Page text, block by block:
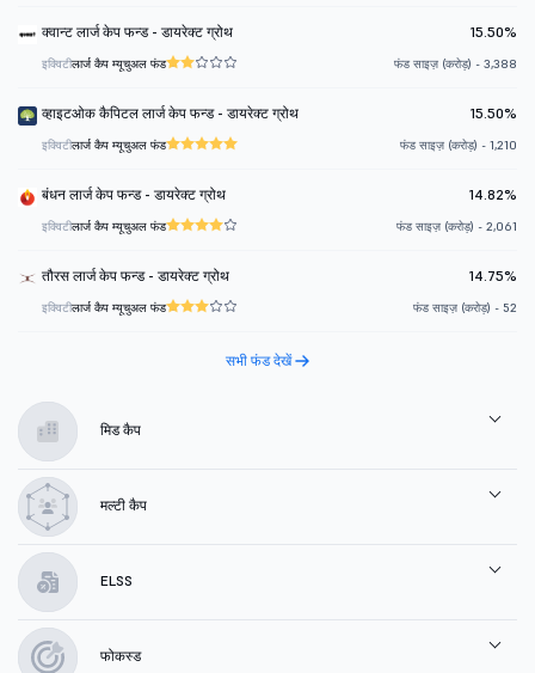
क्वान्ट लार्ज केप फन्ड - डायरेक्ट ग्रोथ 15.50%
इक्विटीलार्ज कैप म्यूचुअल फंड फंड साइज़ (करोड़) - 3,388
व्हाइटओक कैपिटल लार्ज केप फन्ड - डायरेक्ट ग्रोथ 15.50%
इक्विटीलार्ज कैप म्यूचुअल फंड फंड साइज़ (करोड़) - 1,210
बंधन लार्ज केप फन्ड - डायरेक्ट ग्रोथ 14.82%
इक्विटीलार्ज कैप म्यूचुअल फंड फंड साइज़ (करोड़) - 2,061
तौरस लार्ज केप फन्ड - डायरेक्ट ग्रोथ 14.75%
इक्विटीलार्ज कैप म्यूचुअल फंड फंड साइज़ (करोड़) - 52
सभी फंड देखें
मिड कैप
मल्टी कैप
ELSS
फोकस्ड